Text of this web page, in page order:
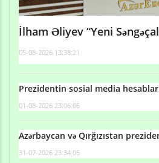
İlham Əliyev “Yeni
05-08-2026 13:38:21
Prezidentin sosial media
01-08-2026 23:06:06
Azərbaycan və Qırğızıstan
31-07-2026 23:34:05